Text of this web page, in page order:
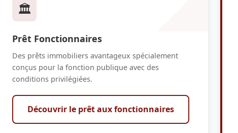
🏛️
Prêt Fonctionnaires
Des prêts immobiliers avantageux spécialement
conçus pour la fonction publique avec des
conditions privilégiées.
Découvrir le prêt aux fonctionnaires